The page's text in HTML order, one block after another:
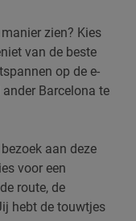
zien? Kies
van de beste
op de e-
Barcelona te
aan deze
voor een
route, de
hebt de touwtjes